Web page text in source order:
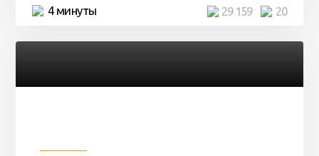
4 минуты 20
29 159